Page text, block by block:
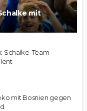
mit
Schalke-Team
mit Bosnien gegen